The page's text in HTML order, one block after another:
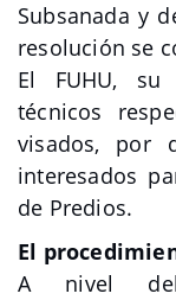
Subsanada y
resolución se
El FUHU, su
técnicos
visados, por
interesados
de Predios.
El
A nivel